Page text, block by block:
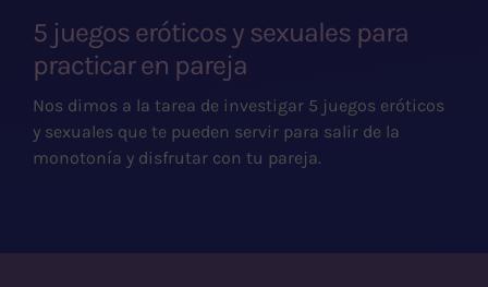
5 juegos eróticos y sexuales para
practicar en pareja
Nos dimos a la tarea de investigar 5 juegos eróticos
y sexuales que te pueden servir para salir de la
monotonía y disfrutar con tu pareja.